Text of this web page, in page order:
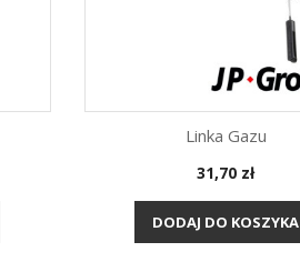
Szybki podgląd
Linka Gazu
Cena
31,70 zł
DODAJ DO KOSZYKA